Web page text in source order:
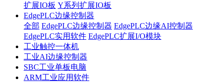
扩展IO板 Y系列扩展IO板
EdgePLC边缘控制器
全部 EdgePLC边缘控制器 EdgePLC边缘AI控制器
EdgePLC实用软件 EdgePLC扩展I/O模块
工业触控一体机
工业AI边缘控制器
SBC工业单板电脑
ARM工业应用软件